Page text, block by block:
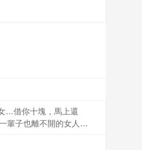
…借你十塊，馬上還
輩子也離不開的女人…